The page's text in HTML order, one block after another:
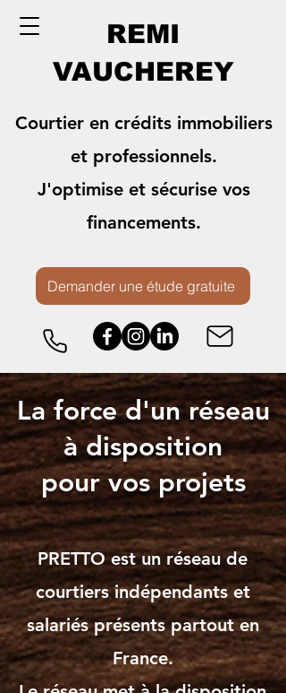
REMI
VAUCHEREY
Courtier en crédits immobiliers
et professionnels.
J'optimise et sécurise vos
financements.
Demander une étude gratuite
La force d'un réseau
à disposition
pour vos projets
PRETTO est un réseau de
courtiers indépendants et
salariés présents partout en
France.